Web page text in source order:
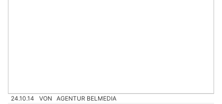
24.10.14 VON AGENTUR BELMEDIA